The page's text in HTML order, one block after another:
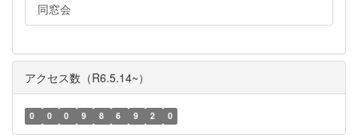
同窓会
アクセス数（R6.5.14~）
0 0 0 9 8 6 9 2 0